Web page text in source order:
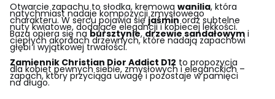
Otwarcie zapachu to słodka, kremowa wanilia, która
natychmiast nadaje kompozycji zmysłowego
charakteru. W sercu pojawia sięjaśminoraz subtelne
nuty kwiatowe, dodające elegancji i kobiecej lekkości.
Baza opiera się nabursztynie,drzewie sandałowym i
ciepłych akordach drzewnych, które nadają zapachowi
głębi i wyjątkowej trwałości.
Zamiennik Christian Dior Addict D12 to propozycja
dla kobiet pewnych siebie, zmysłowych i eleganckich –
zapach, który przyciąga uwagę i pozostaje w pamięci
na długo.